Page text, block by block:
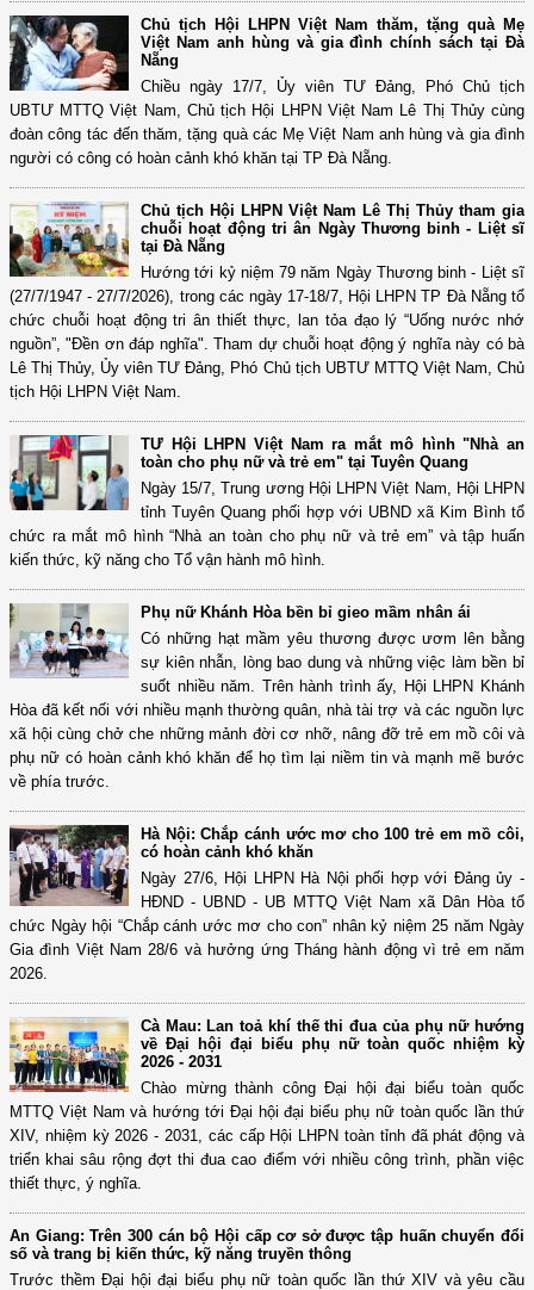
Chủ tịch Hội LHPN Việt Nam thăm, tặng quà Mẹ
Việt Nam anh hùng và gia đình chính sách tại Đà
Nẵng
Chiều ngày 17/7, Ủy viên TƯ Đảng, Phó Chủ tịch
UBTƯ MTTQ Việt Nam, Chủ tịch Hội LHPN Việt Nam Lê Thị Thủy cùng
đoàn công tác đến thăm, tặng quà các Mẹ Việt Nam anh hùng và gia đình
người có công có hoàn cảnh khó khăn tại TP Đà Nẵng.
Chủ tịch Hội LHPN Việt Nam Lê Thị Thủy tham gia
chuỗi hoạt động tri ân Ngày Thương binh - Liệt sĩ
tại Đà Nẵng
Hướng tới kỷ niệm 79 năm Ngày Thương binh - Liệt sĩ
(27/7/1947 - 27/7/2026), trong các ngày 17-18/7, Hội LHPN TP Đà Nẵng tổ
chức chuỗi hoạt động tri ân thiết thực, lan tỏa đạo lý “Uống nước nhớ
nguồn”, "Đền ơn đáp nghĩa". Tham dự chuỗi hoạt động ý nghĩa này có bà
Lê Thị Thủy, Ủy viên TƯ Đảng, Phó Chủ tịch UBTƯ MTTQ Việt Nam, Chủ
tịch Hội LHPN Việt Nam.
TƯ Hội LHPN Việt Nam ra mắt mô hình "Nhà an
toàn cho phụ nữ và trẻ em" tại Tuyên Quang
Ngày 15/7, Trung ương Hội LHPN Việt Nam, Hội LHPN
tỉnh Tuyên Quang phối hợp với UBND xã Kim Bình tổ
chức ra mắt mô hình “Nhà an toàn cho phụ nữ và trẻ em” và tập huấn
kiến thức, kỹ năng cho Tổ vận hành mô hình.
Phụ nữ Khánh Hòa bền bỉ gieo mầm nhân ái
Có những hạt mầm yêu thương được ươm lên bằng
sự kiên nhẫn, lòng bao dung và những việc làm bền bỉ
suốt nhiều năm. Trên hành trình ấy, Hội LHPN Khánh
Hòa đã kết nối với nhiều mạnh thường quân, nhà tài trợ và các nguồn lực
xã hội cùng chở che những mảnh đời cơ nhỡ, nâng đỡ trẻ em mồ côi và
phụ nữ có hoàn cảnh khó khăn để họ tìm lại niềm tin và mạnh mẽ bước
về phía trước.
Hà Nội: Chắp cánh ước mơ cho 100 trẻ em mồ côi,
có hoàn cảnh khó khăn
Ngày 27/6, Hội LHPN Hà Nội phối hợp với Đảng ủy -
HĐND - UBND - UB MTTQ Việt Nam xã Dân Hòa tổ
chức Ngày hội “Chắp cánh ước mơ cho con” nhân kỷ niệm 25 năm Ngày
Gia đình Việt Nam 28/6 và hưởng ứng Tháng hành động vì trẻ em năm
2026.
Cà Mau: Lan toả khí thế thi đua của phụ nữ hướng
về Đại hội đại biểu phụ nữ toàn quốc nhiệm kỳ
2026 - 2031
Chào mừng thành công Đại hội đại biểu toàn quốc
MTTQ Việt Nam và hướng tới Đại hội đại biểu phụ nữ toàn quốc lần thứ
XIV, nhiệm kỳ 2026 - 2031, các cấp Hội LHPN toàn tỉnh đã phát động và
triển khai sâu rộng đợt thi đua cao điểm với nhiều công trình, phần việc
thiết thực, ý nghĩa.
An Giang: Trên 300 cán bộ Hội cấp cơ sở được tập huấn chuyển đổi
số và trang bị kiến thức, kỹ năng truyền thông
Trước thềm Đại hội đại biểu phụ nữ toàn quốc lần thứ XIV và yêu cầu